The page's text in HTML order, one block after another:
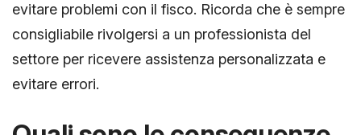
evitare problemi con il fisco. Ricorda che è sempre
consigliabile rivolgersi a un professionista del
settore per ricevere assistenza personalizzata e
evitare errori.